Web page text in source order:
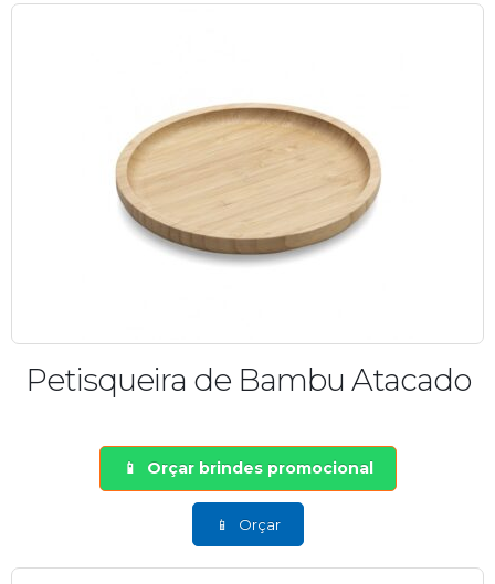
Petisqueira de Bambu Atacado
Orçar brindes promocional
Orçar